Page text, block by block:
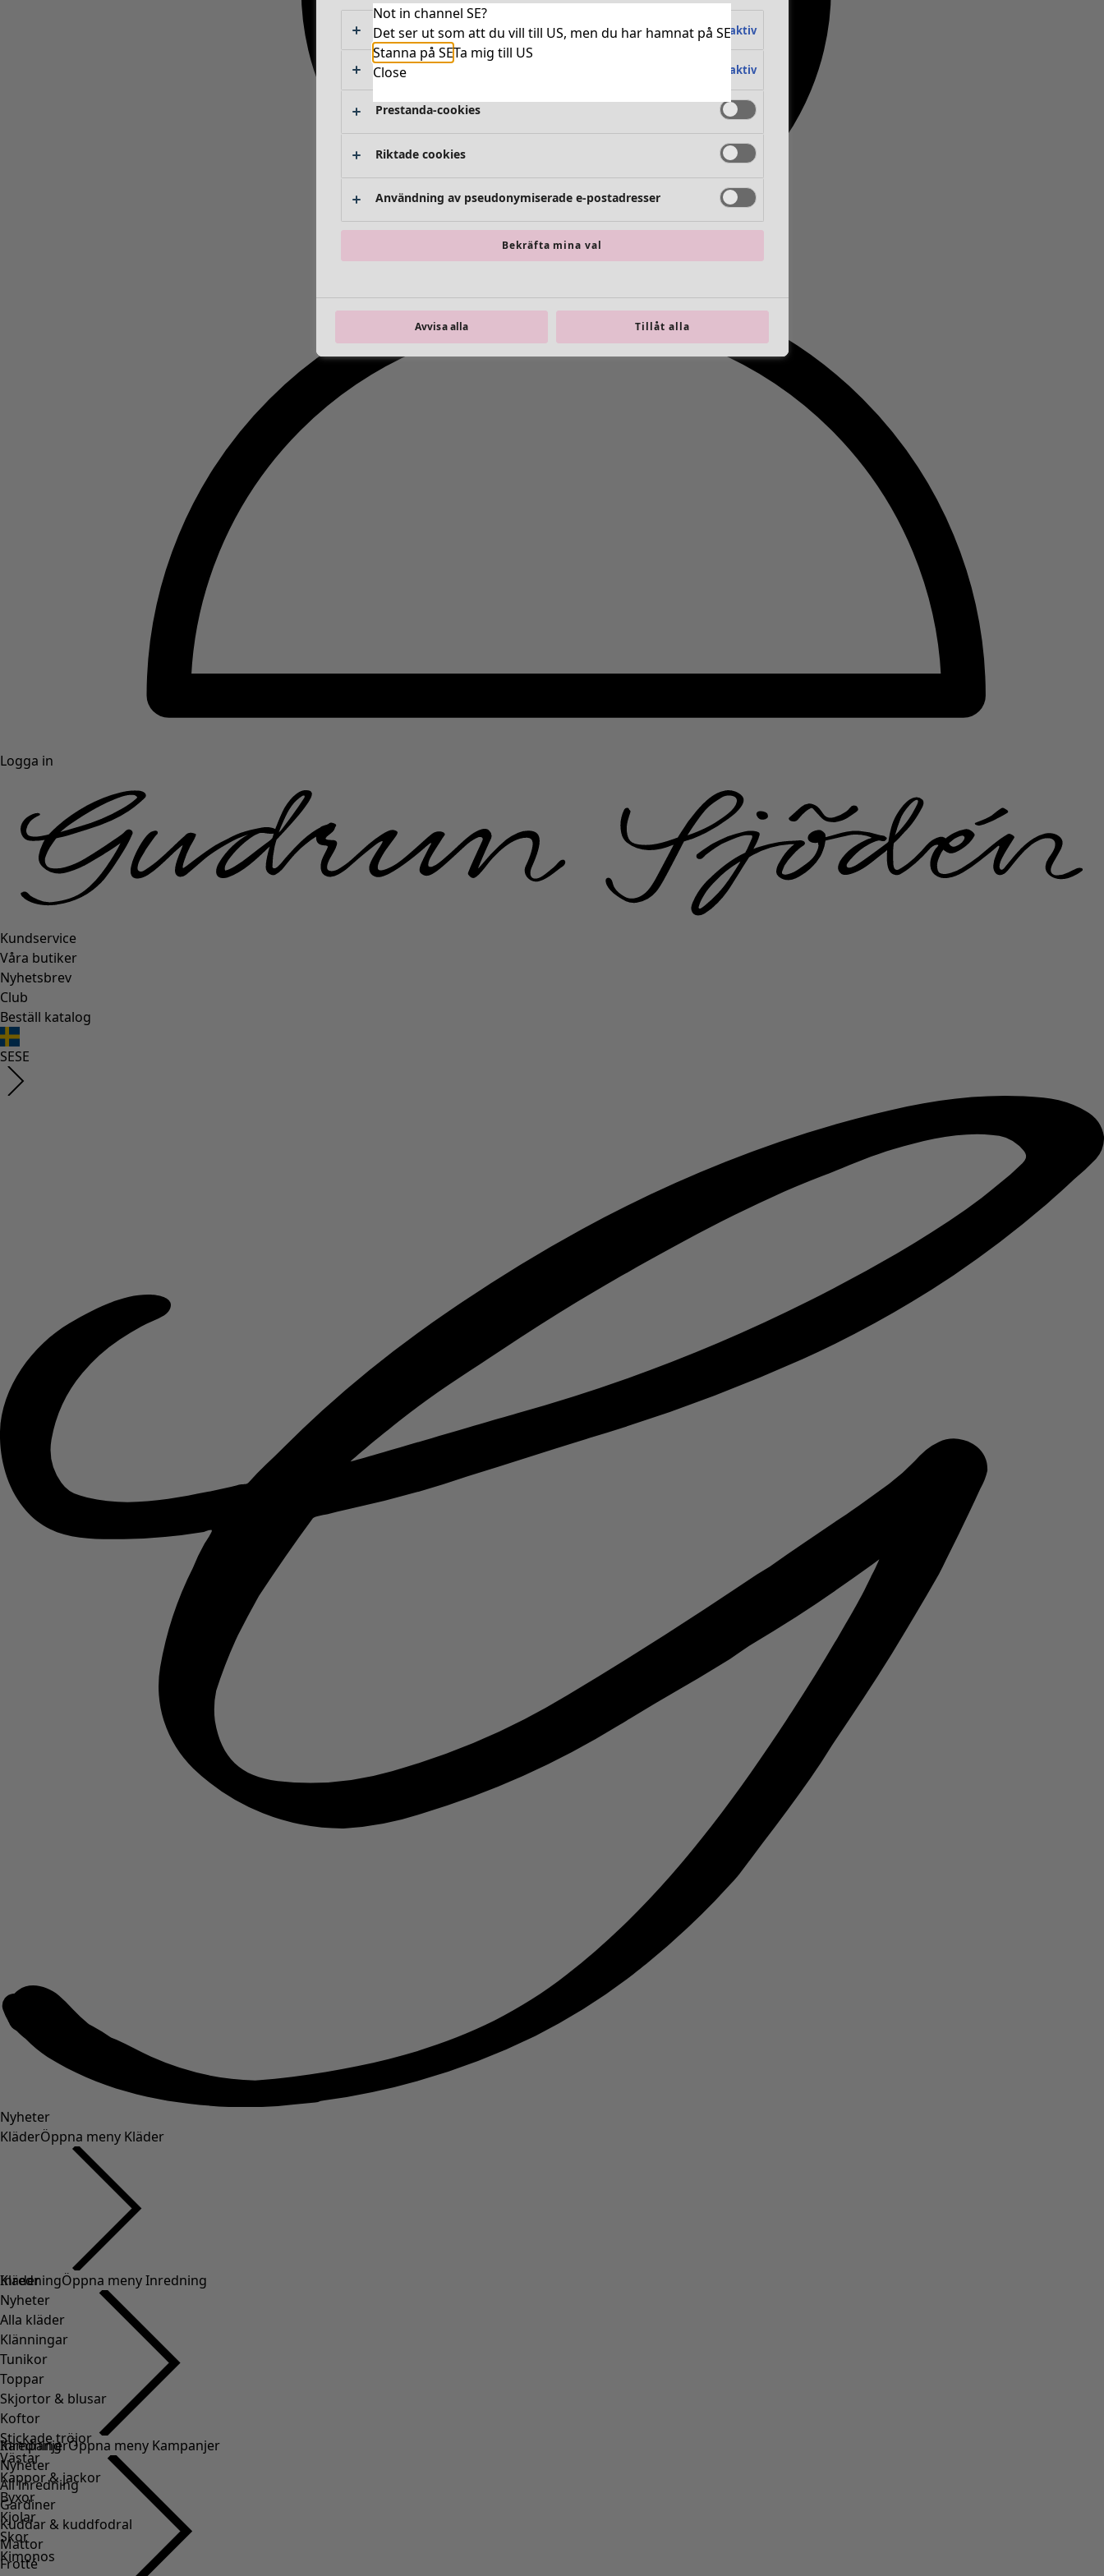
Logga in
Kundservice
Våra butiker
Nyhetsbrev
Club
Beställ katalog
SESE
Nyheter
KläderÖppna meny Kläder
Kläder
Nyheter
Alla kläder
Klänningar
Tunikor
Toppar
Skjortor & blusar
Koftor
Stickade tröjor
Västar
Kappor & jackor
Byxor
Kjolar
Skor
Kimonos
InredningÖppna meny Inredning
Inredning
Nyheter
All inredning
Gardiner
Kuddar & kuddfodral
Mattor
Frotté
KampanjerÖppna meny Kampanjer
Not in channel SE?
Det ser ut som att du vill till US, men du har hamnat på SE
Stanna på SETa mig till US
Close
Absolut nödvändiga cookies Alltid aktiv
Funktionella cookies Alltid aktiv
Prestanda-cookies
Riktade cookies
Användning av pseudonymiserade e-postadresser
Bekräfta mina val
Avvisa alla Tillåt alla